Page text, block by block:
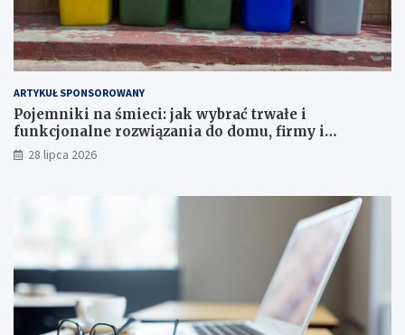
ARTYKUŁ SPONSOROWANY
Pojemniki na śmieci: jak wybrać trwałe i
funkcjonalne rozwiązania do domu, firmy i
instytucji
28 lipca 2026